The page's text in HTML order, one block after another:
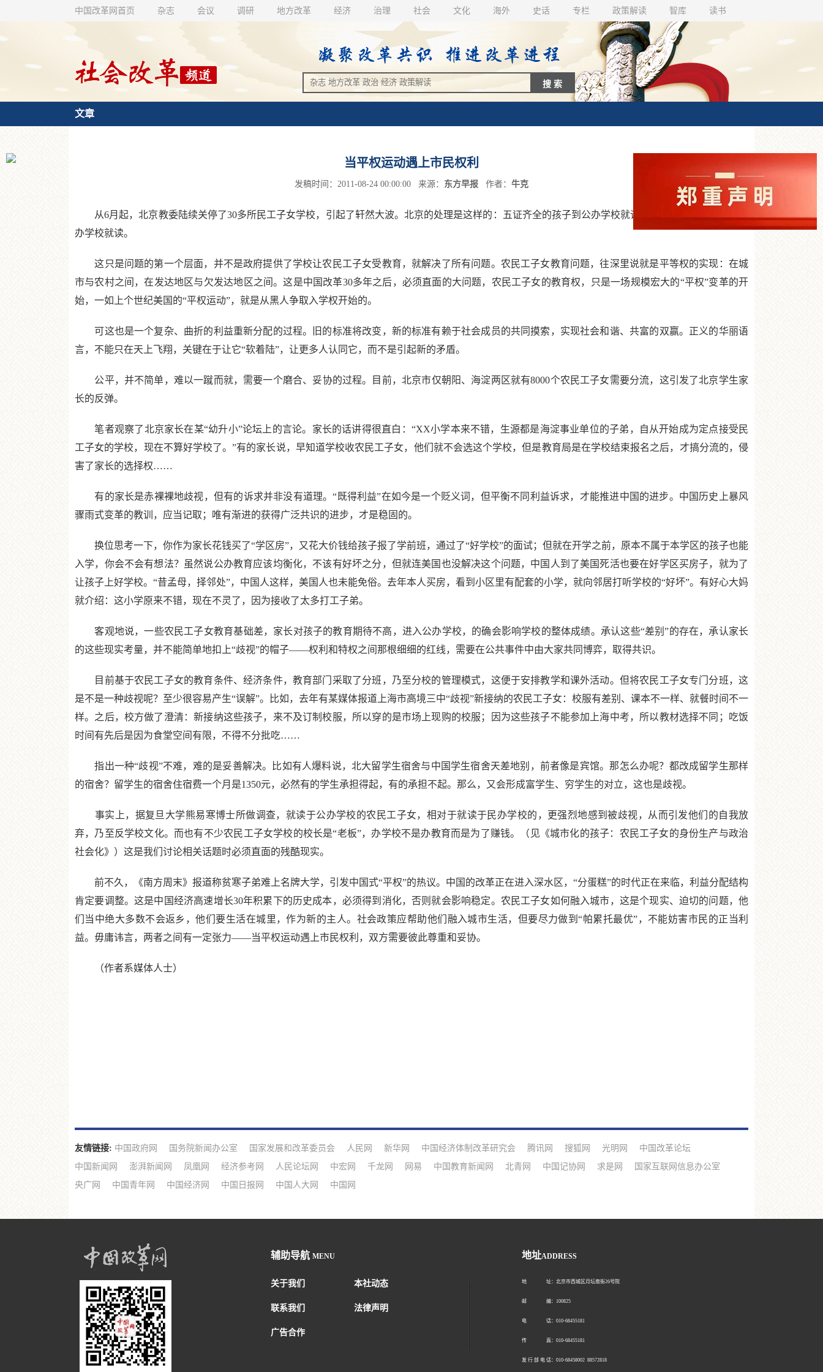
中国改革网首页 杂志 会议 调研 地方改革 经济 治理 社会 文化 海外 史话 专栏 政策解读 智库 读书
文章
当平权运动遇上市民权利
发稿时间：2011-08-24 00:00:00 来源： 东方早报 作者： 牛克
从6月起，北京教委陆续关停了30多所民工子女学校，引起了轩然大波。北京的处理是这样的：五证齐全的孩子到公办学校就读，不齐的到委托办学的民
办学校就读。
这只是问题的第一个层面，并不是政府提供了学校让农民工子女受教育，就解决了所有问题。农民工子女教育问题，往深里说就是平等权的实现：在城
市与农村之间，在发达地区与欠发达地区之间。这是中国改革30多年之后，必须直面的大问题，农民工子女的教育权，只是一场规模宏大的“平权”变革的开
始，一如上个世纪美国的“平权运动”，就是从黑人争取入学权开始的。
可这也是一个复杂、曲折的利益重新分配的过程。旧的标准将改变，新的标准有赖于社会成员的共同摸索，实现社会和谐、共富的双赢。正义的华丽语
言，不能只在天上飞翔，关键在于让它“软着陆”，让更多人认同它，而不是引起新的矛盾。
公平，并不简单，难以一蹴而就，需要一个磨合、妥协的过程。目前，北京市仅朝阳、海淀两区就有8000个农民工子女需要分流，这引发了北京学生家
长的反弹。
笔者观察了北京家长在某“幼升小”论坛上的言论。家长的话讲得很直白：“XX小学本来不错，生源都是海淀事业单位的子弟，自从开始成为定点接受民
工子女的学校，现在不算好学校了。”有的家长说，早知道学校收农民工子女，他们就不会选这个学校，但是教育局是在学校结束报名之后，才搞分流的，侵
害了家长的选择权……
有的家长是赤裸裸地歧视，但有的诉求并非没有道理。“既得利益”在如今是一个贬义词，但平衡不同利益诉求，才能推进中国的进步。中国历史上暴风
骤雨式变革的教训，应当记取；唯有渐进的获得广泛共识的进步，才是稳固的。
换位思考一下，你作为家长花钱买了“学区房”，又花大价钱给孩子报了学前班，通过了“好学校”的面试；但就在开学之前，原本不属于本学区的孩子也能
入学，你会不会有想法？虽然说公办教育应该均衡化，不该有好坏之分，但就连美国也没解决这个问题，中国人到了美国死活也要在好学区买房子，就为了
让孩子上好学校。“昔孟母，择邻处”，中国人这样，美国人也未能免俗。去年本人买房，看到小区里有配套的小学，就向邻居打听学校的“好坏”。有好心大妈
就介绍：这小学原来不错，现在不灵了，因为接收了太多打工子弟。
客观地说，一些农民工子女教育基础差，家长对孩子的教育期待不高，进入公办学校，的确会影响学校的整体成绩。承认这些“差别”的存在，承认家长
的这些现实考量，并不能简单地扣上“歧视”的帽子——权利和特权之间那根细细的红线，需要在公共事件中由大家共同博弈，取得共识。
目前基于农民工子女的教育条件、经济条件，教育部门采取了分班，乃至分校的管理模式，这便于安排教学和课外活动。但将农民工子女专门分班，这
是不是一种歧视呢？至少很容易产生“误解”。比如，去年有某媒体报道上海市高境三中“歧视”新接纳的农民工子女：校服有差别、课本不一样、就餐时间不一
样。之后，校方做了澄清：新接纳这些孩子，来不及订制校服，所以穿的是市场上现购的校服；因为这些孩子不能参加上海中考，所以教材选择不同；吃饭
时间有先后是因为食堂空间有限，不得不分批吃……
指出一种“歧视”不难，难的是妥善解决。比如有人爆料说，北大留学生宿舍与中国学生宿舍天差地别，前者像是宾馆。那怎么办呢？都改成留学生那样
的宿舍？留学生的宿舍住宿费一个月是1350元，必然有的学生承担得起，有的承担不起。那么，又会形成富学生、穷学生的对立，这也是歧视。
事实上，据复旦大学熊易寒博士所做调查，就读于公办学校的农民工子女，相对于就读于民办学校的，更强烈地感到被歧视，从而引发他们的自我放
弃，乃至反学校文化。而也有不少农民工子女学校的校长是“老板”，办学校不是办教育而是为了赚钱。（见《城市化的孩子：农民工子女的身份生产与政治
社会化》）这是我们讨论相关话题时必须直面的残酷现实。
前不久，《南方周末》报道称贫寒子弟难上名牌大学，引发中国式“平权”的热议。中国的改革正在进入深水区，“分蛋糕”的时代正在来临，利益分配结构
肯定要调整。这是中国经济高速增长30年积累下的历史成本，必须得到消化，否则就会影响稳定。农民工子女如何融入城市，这是个现实、迫切的问题，他
们当中绝大多数不会返乡，他们要生活在城里，作为新的主人。社会政策应帮助他们融入城市生活，但要尽力做到“帕累托最优”，不能妨害市民的正当利
益。毋庸讳言，两者之间有一定张力——当平权运动遇上市民权利，双方需要彼此尊重和妥协。
（作者系媒体人士）
友情链接: 中国政府网 国务院新闻办公室 国家发展和改革委员会 人民网 新华网 中国经济体制改革研究会 腾讯网 搜狐网 光明网
中国改革论坛
中国新闻网
澎湃新闻网 凤凰网 经济参考网 人民论坛网 中宏网 千龙网 网易 中国教育新闻网 北青网 中国记协网 求是网
国家互联网信息办公室
央广网
中国青年网 中国经济网 中国日报网 中国人大网 中国网
辅助导航 MENU
关于我们 本社动态
联系我们 法律声明
广告合作
地址ADDRESS
地 址：北京市西城区月坛南街26号院
邮 编：100825
电 话：010-68455181
传 真：010-68455181
发 行 部 电 话：010-68458002 88572818